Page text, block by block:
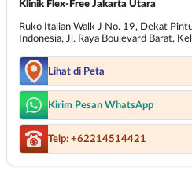
Klinik Flex-Free Jakarta Utara
Ruko Italian Walk J No. 19, Dekat
Indonesia, Jl. Raya Boulevard Barat,
Lihat di Peta
Kirim Pesan WhatsApp
Telp: +62214514421